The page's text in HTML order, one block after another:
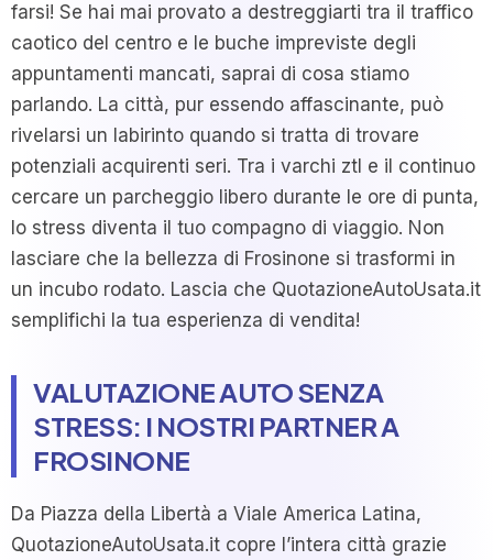
farsi! Se hai mai provato a destreggiarti tra il traffico
caotico del centro e le buche impreviste degli
appuntamenti mancati, saprai di cosa stiamo
parlando. La città, pur essendo affascinante, può
rivelarsi un labirinto quando si tratta di trovare
potenziali acquirenti seri. Tra i varchi ztl e il continuo
cercare un parcheggio libero durante le ore di punta,
lo stress diventa il tuo compagno di viaggio. Non
lasciare che la bellezza di Frosinone si trasformi in
un incubo rodato. Lascia che QuotazioneAutoUsata.it
semplifichi la tua esperienza di vendita!
VALUTAZIONE AUTO SENZA
STRESS: I NOSTRI PARTNER A
FROSINONE
Da Piazza della Libertà a Viale America Latina,
QuotazioneAutoUsata.it copre l’intera città grazie